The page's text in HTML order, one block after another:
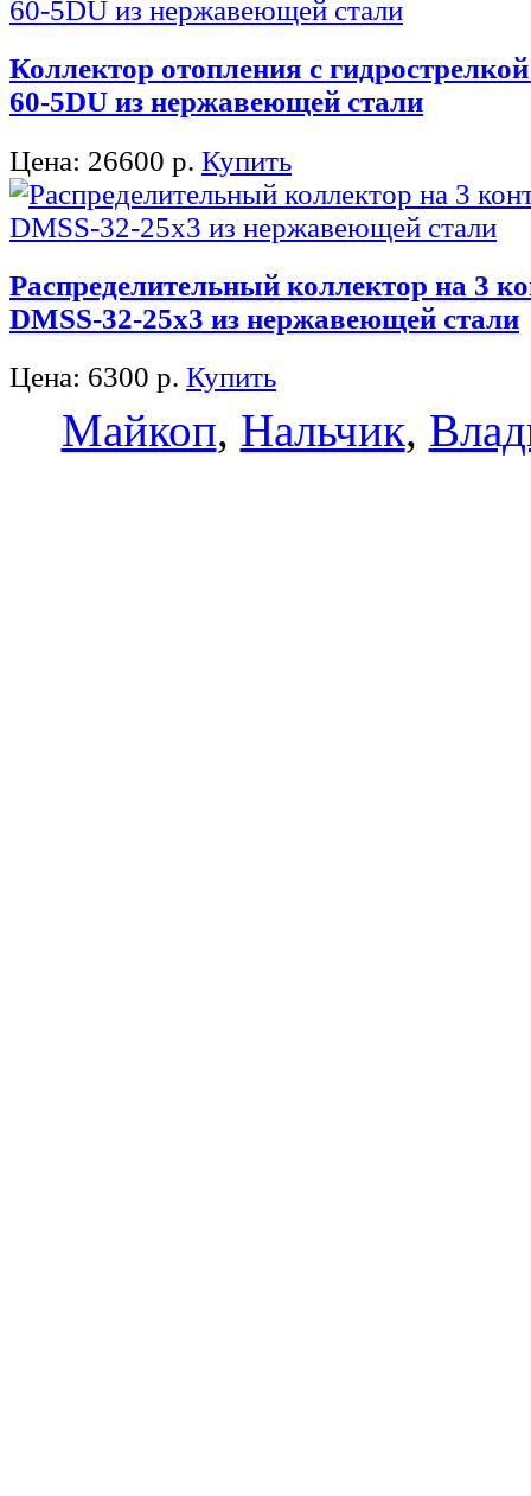
Коллектор отопления с
60-5DU из нержавеющей стали
Цена: 26600 р. Купить
Распределительный коллектор на 3
DMSS-32-25x3 из нержавеющей стали
Цена: 6300 р. Купить
Майкоп, Нальчик,